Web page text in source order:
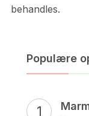
behandles.
Populære